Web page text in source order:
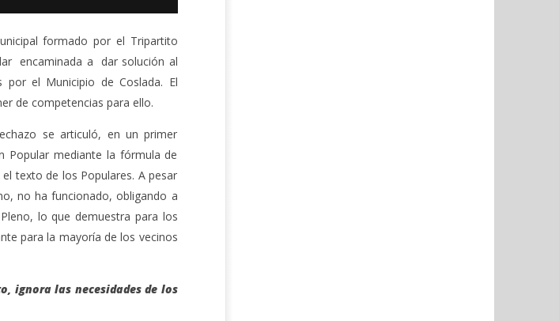
formado por el Tripartito
encaminada a dar solución al
por el Municipio de Coslada. El
de competencias para ello.
se articuló, en un primer
mediante la fórmula de
texto de los Populares. A pesar
no ha funcionado, obligando a
lo que demuestra para los
para la mayoría de los vecinos
ignora las necesidades de los